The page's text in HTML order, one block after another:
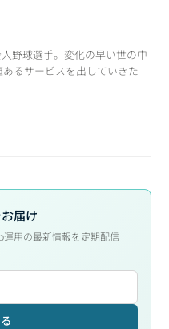
野球選手。変化の早い世の中
るサービスを出していきた
届け
運用の最新情報を定期配信